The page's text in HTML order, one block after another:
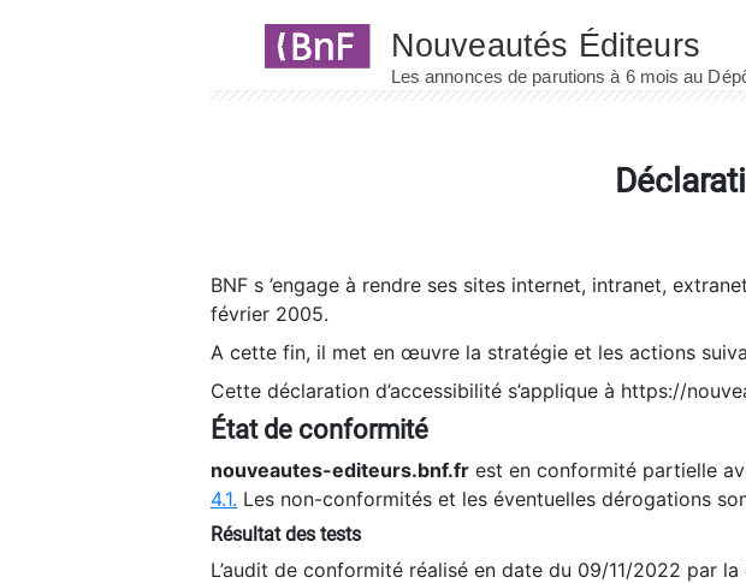
BNF s ’engage à rendre ses sites internet, intranet,
février 2005.
A cette fin, il met en œuvre la stratégie et les actions
Cette déclaration d’accessibilité s’applique à https://
État de conformité
nouveautes-editeurs.bnf.fr est en conformité partielle
4.1. Les non-conformités et les éventuelles dérogations
Résultat des tests
L’audit de conformité réalisé en date du 09/11/2022 par la